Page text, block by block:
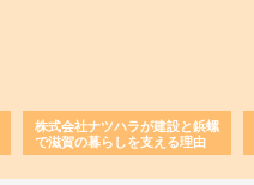
株式会社ナツハラが建設と鋲螺
で滋賀の暮らしを支える理由